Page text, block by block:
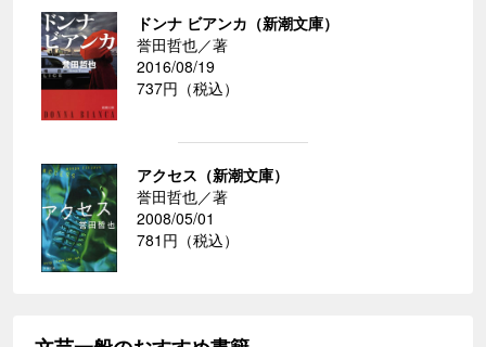
ドンナ ビアンカ（新潮文庫）
誉田哲也／著
2016/08/19
737円（税込）
アクセス（新潮文庫）
誉田哲也／著
2008/05/01
781円（税込）